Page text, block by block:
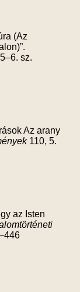
(Az
sz.
Az arany
110, 5.
az Isten